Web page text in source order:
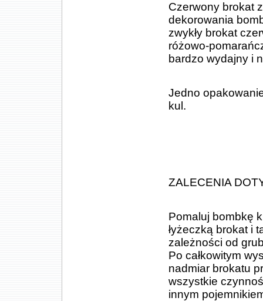
Czerwony brokat
dekorowania
zwykły brokat
różowo-
bardzo wydajny i
Jedno
kul.
ZALECENIA
Pomaluj bombkę
łyżeczką brokat i
zależności od
Po całkowitym
nadmiar brokatu
wszystkie
innym